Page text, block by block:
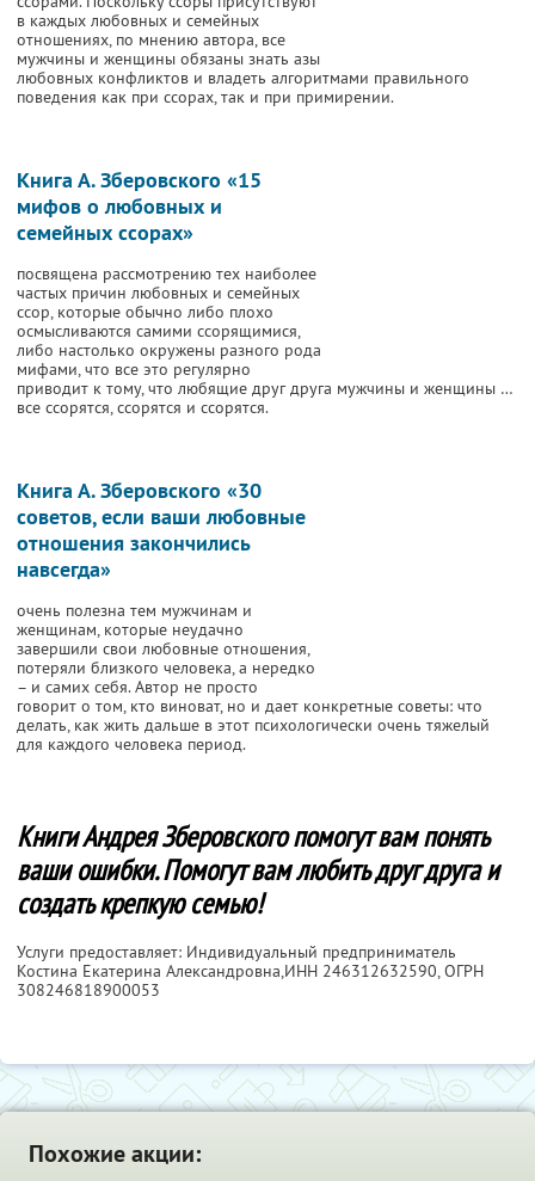
в каждых любовных и семейных
отношениях, по мнению автора, все
мужчины и женщины обязаны знать азы
любовных конфликтов и владеть алгоритмами правильного
поведения как при ссорах, так и при примирении.
Книга А. Зберовского «15
мифов о любовных и
семейных ссорах»
посвящена рассмотрению тех наиболее
частых причин любовных и семейных
ссор, которые обычно либо плохо
осмысливаются самими ссорящимися,
либо настолько окружены разного рода
мифами, что все это регулярно
приводит к тому, что любящие друг друга мужчины и женщины …
все ссорятся, ссорятся и ссорятся.
Книга А. Зберовского «30
советов, если ваши любовные
отношения закончились
навсегда»
очень полезна тем мужчинам и
женщинам, которые неудачно
завершили свои любовные отношения,
потеряли близкого человека, а нередко
– и самих себя. Автор не просто
говорит о том, кто виноват, но и дает конкретные советы: что
делать, как жить дальше в этот психологически очень тяжелый
для каждого человека период.
Книги Андрея Зберовского помогут вам понять
ваши ошибки. Помогут вам любить друг друга и
создать крепкую семью!
Услуги предоставляет: Индивидуальный предприниматель
Костина Екатерина Александровна,ИНН 246312632590, ОГРН
308246818900053
Похожие акции: